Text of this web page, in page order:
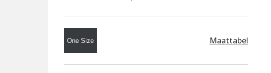
One Size Maattabel